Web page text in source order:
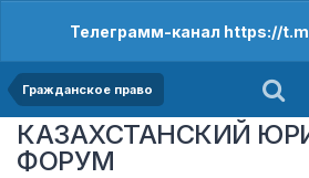
Телеграмм-канал https://
Гражданское право
КАЗАХСТАНСКИЙ
ФОРУМ